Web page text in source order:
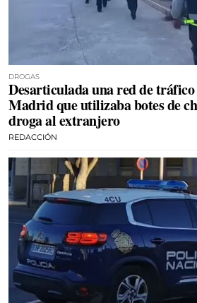
DROGAS
Desarticulada una red de
Madrid que utilizaba botes de
droga al extranjero
REDACCIÓN